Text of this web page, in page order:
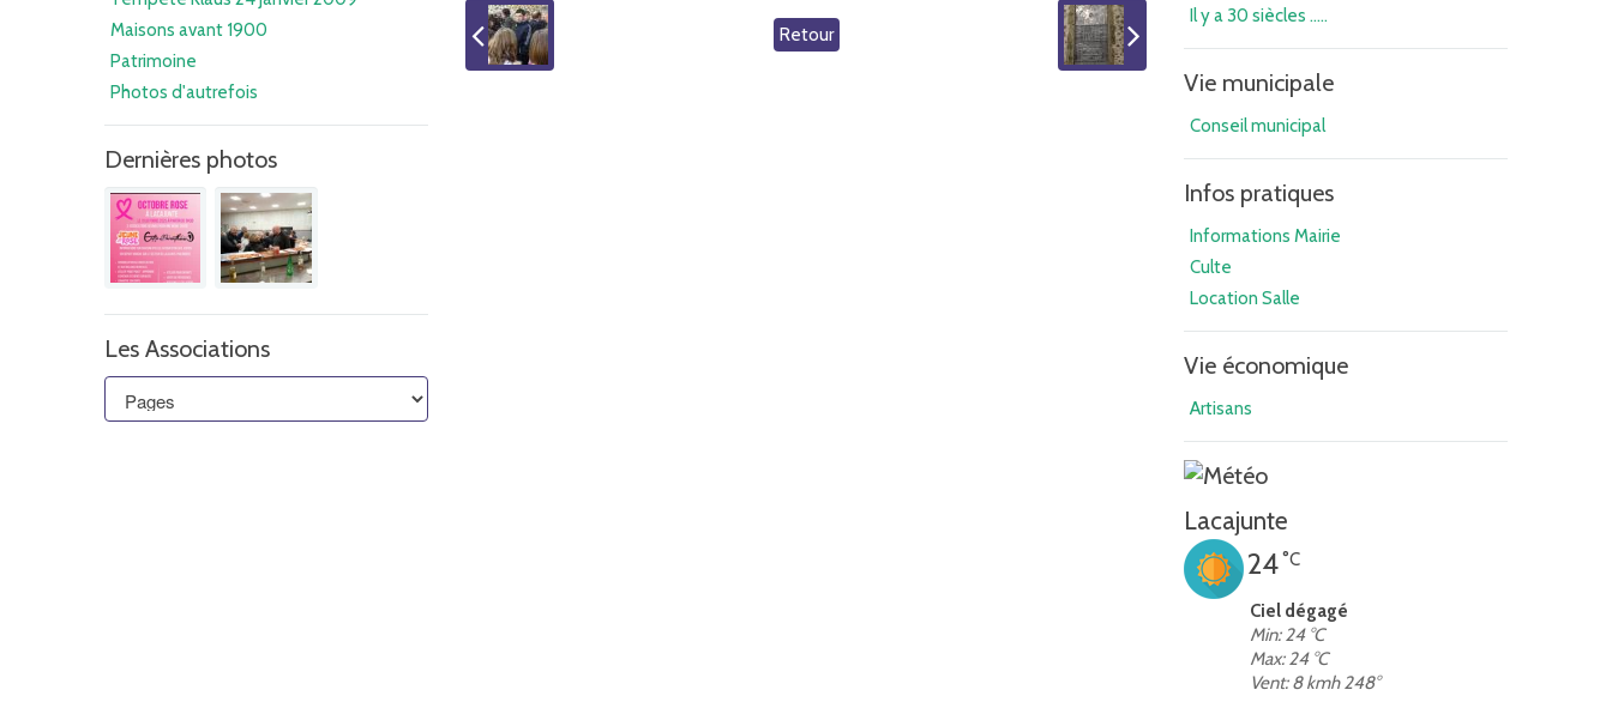
Maisons avant 1900
Patrimoine
Photos d'autrefois
Dernières photos
Les Associations
Retour
Il y a 30 siècles .....
Vie municipale
Conseil municipal
Infos pratiques
Informations Mairie
Culte
Location Salle
Vie économique
Artisans
Lacajunte
24°C
Ciel dégagé
Min: 24 °C
Max: 24 °C
Vent: 8 kmh 248°